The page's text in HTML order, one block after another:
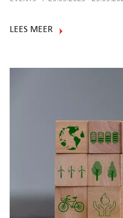
LEES MEER